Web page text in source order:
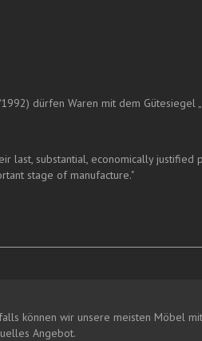
dürfen Waren mit dem Gütesiegel
last, substantial, economically justified
stage of manufacture."
können wir unsere meisten Möbel
Angebot.